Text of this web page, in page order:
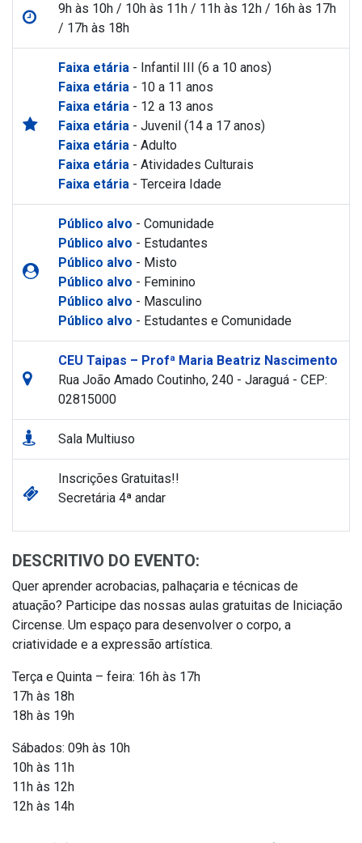
9h às 10h / 10h às 11h / 11h às 12h / 16h às 17h
/ 17h às 18h
Faixa etária - Infantil III (6 a 10 anos)
Faixa etária - 10 a 11 anos
Faixa etária - 12 a 13 anos
Faixa etária - Juvenil (14 a 17 anos)
Faixa etária - Adulto
Faixa etária - Atividades Culturais
Faixa etária - Terceira Idade
Público alvo - Comunidade
Público alvo - Estudantes
Público alvo - Misto
Público alvo - Feminino
Público alvo - Masculino
Público alvo - Estudantes e Comunidade
CEU Taipas – Profª Maria Beatriz Nascimento
Rua João Amado Coutinho, 240 - Jaraguá - CEP:
02815000
Sala Multiuso
Inscrições Gratuitas!!
Secretária 4ª andar
DESCRITIVO DO EVENTO:
Quer aprender acrobacias, palhaçaria e técnicas de
atuação? Participe das nossas aulas gratuitas de Iniciação
Circense. Um espaço para desenvolver o corpo, a
criatividade e a expressão artística.
Terça e Quinta – feira: 16h às 17h
17h às 18h
18h às 19h
Sábados: 09h às 10h
10h às 11h
11h às 12h
12h às 14h